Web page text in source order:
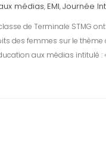
médias, EMI,Journée
de Terminale STMG
des femmes sur le
aux médias intitulé :